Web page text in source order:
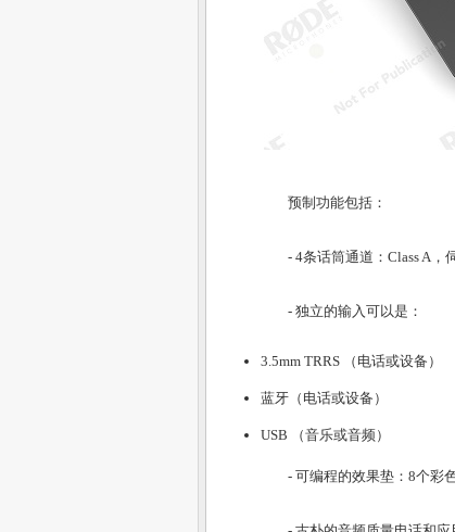
预制功能包括：
- 4条话筒通道 ：Class A
- 独立的输入可以是：
3.5mm TRRS （电话或设备）
蓝牙（电话或设备）
USB （音乐或音频）
- 可编程的效果垫 ：8个彩